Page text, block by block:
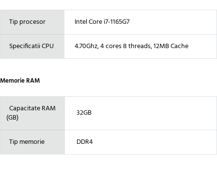
Tip procesor Intel Core i7-1165G7
Specificatii CPU 4.70Ghz, 4 cores 8 threads, 12MB Cache
Memorie RAM
Capacitate RAM
(GB)
32GB
Tip memorie DDR4